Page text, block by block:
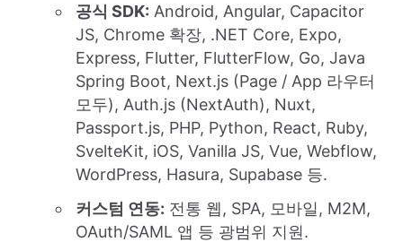
공식 SDK: Android, Angular, Capacitor
JS, Chrome 확장, .NET Core, Expo,
Express, Flutter, FlutterFlow, Go, Java
Spring Boot, Next.js (Page / App 라우터
모두), Auth.js (NextAuth), Nuxt,
Passport.js, PHP, Python, React, Ruby,
SvelteKit, iOS, Vanilla JS, Vue, Webflow,
WordPress, Hasura, Supabase 등.
커스텀 연동: 전통 웹, SPA, 모바일, M2M,
OAuth/SAML 앱 등 광범위 지원.